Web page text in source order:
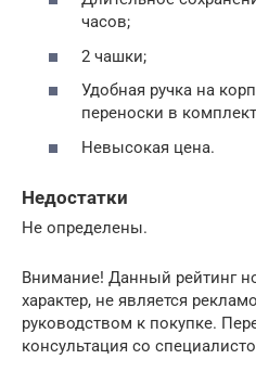
часов;
2 чашки;
Удобная ручка на
переноски в
Невысокая цена.
Недостатки
Не определены.
Внимание! Данный рейтинг
характер, не является
руководством к покупке.
консультация со